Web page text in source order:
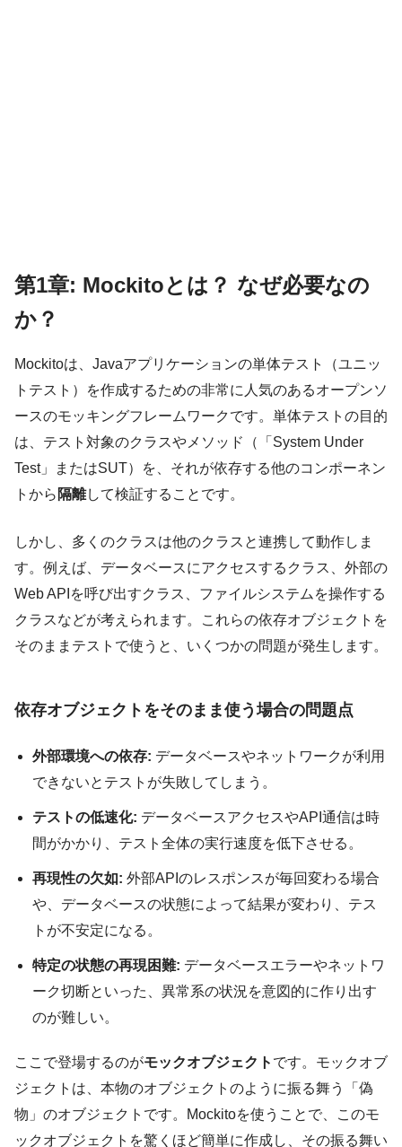
第1章: Mockitoとは？ なぜ必要なの
か？
Mockitoは、Javaアプリケーションの単体テスト（ユニッ
トテスト）を作成するための非常に人気のあるオープンソ
ースのモッキングフレームワークです。単体テストの目的
は、テスト対象のクラスやメソッド（「System Under
Test」またはSUT）を、それが依存する他のコンポーネン
トから 隔離して検証することです。
しかし、多くのクラスは他のクラスと連携して動作しま
す。例えば、データベースにアクセスするクラス、外部の
Web APIを呼び出すクラス、ファイルシステムを操作する
クラスなどが考えられます。これらの依存オブジェクトを
そのままテストで使うと、いくつかの問題が発生します。
依存オブジェクトをそのまま使う場合の問題点
外部環境への依存: データベースやネットワークが利用
できないとテストが失敗してしまう。
テストの低速化: データベースアクセスやAPI通信は時
間がかかり、テスト全体の実行速度を低下させる。
再現性の欠如: 外部APIのレスポンスが毎回変わる場合
や、データベースの状態によって結果が変わり、テス
トが不安定になる。
特定の状態の再現困難: データベースエラーやネットワ
ーク切断といった、異常系の状況を意図的に作り出す
のが難しい。
ここで登場するのがモックオブジェクト です。モックオブ
ジェクトは、本物のオブジェクトのように振る舞う「偽
物」のオブジェクトです。Mockitoを使うことで、このモ
ックオブジェクトを驚くほど簡単に作成し、その振る舞い